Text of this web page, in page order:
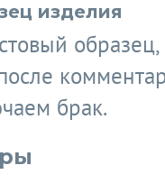
изделия
образец,
брак.